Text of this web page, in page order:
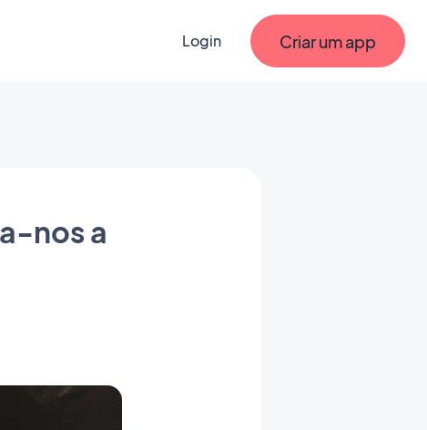
Login Criar um app
nos a